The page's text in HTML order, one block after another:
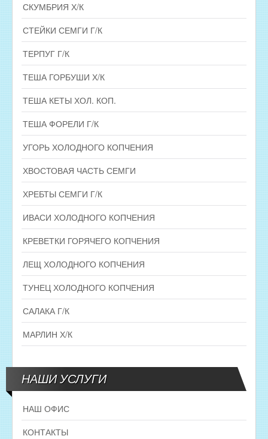
СКУМБРИЯ Х/К
СТЕЙКИ СЕМГИ Г/К
ТЕРПУГ Г/К
ТЕША ГОРБУШИ Х/К
ТЕША КЕТЫ ХОЛ. КОП.
ТЕША ФОРЕЛИ Г/К
УГОРЬ ХОЛОДНОГО КОПЧЕНИЯ
ХВОСТОВАЯ ЧАСТЬ СЕМГИ
ХРЕБТЫ СЕМГИ Г/К
ИВАСИ ХОЛОДНОГО КОПЧЕНИЯ
КРЕВЕТКИ ГОРЯЧЕГО КОПЧЕНИЯ
ЛЕЩ ХОЛОДНОГО КОПЧЕНИЯ
ТУНЕЦ ХОЛОДНОГО КОПЧЕНИЯ
САЛАКА Г/К
МАРЛИН Х/К
НАШИ УСЛУГИ
НАШ ОФИС
КОНТАКТЫ